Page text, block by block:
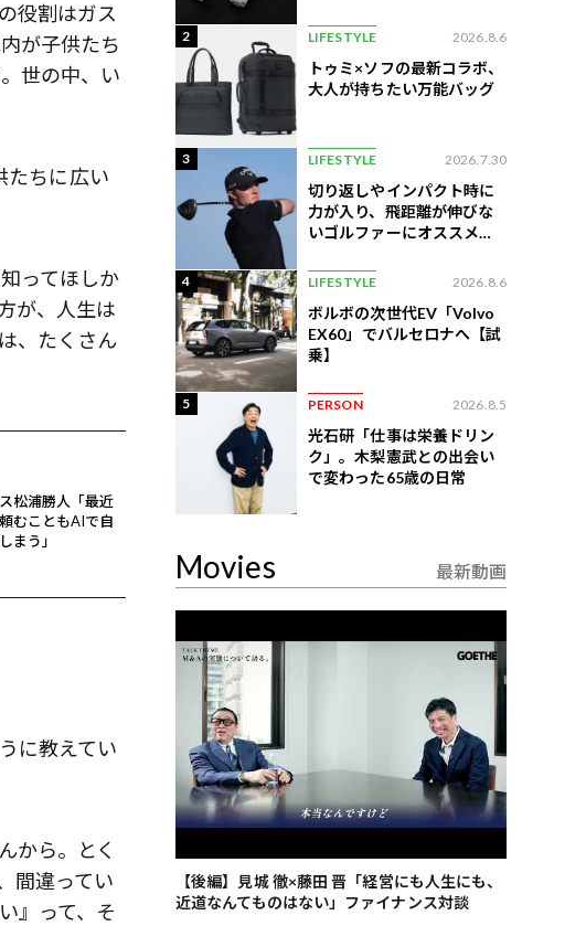
役割はガス
が子供たち
世の中、い
たちに広い
ってほしか
が、人生は
、たくさん
松浦勝人「最近
むこともAIで自
まう」
に教えてい
から。とく
間違ってい
』って、そ
2 LIFESTYLE 2026.8.6
トゥミ×ソフの最新コラボ、
大人が持ちたい万能バッグ
3 LIFESTYLE 2026.7.30
切り返しやインパクト時に
力が入り、飛距離が伸びな
いゴルファーにオススメの
4 LIFESTYLE 2026.8.6
ボルボの次世代EV「Volvo
EX60」でバルセロナへ【試
乗】
5 PERSON 2026.8.5
光石研「仕事は栄養ドリン
ク」。木梨憲武との出会い
で変わった65歳の日常
Movies 最新動画
休息を過ごした、海最
海 別邸」
【後編】見城 徹×藤田 晋「経営にも人生にも、
近道なんてものはない」ファイナンス対談